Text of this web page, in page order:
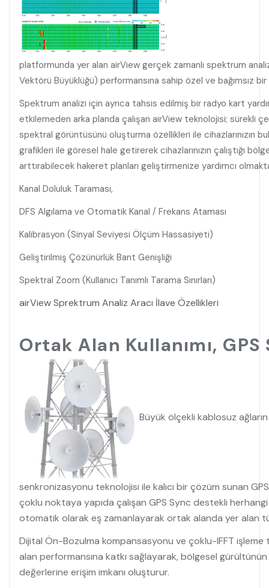
platformunda yer alan airView gerçek zamanlı spektrum
Vektörü Büyüklüğü) performansına sahip özel ve bağımsız bir
Spektrum analizi için ayrıca tahsis edilmiş bir radyo kart
etkilemeden arka planda çalışan airView teknolojisi; sürekli
spektral görüntüsünü oluşturma özellikleri ile cihazlarınızın
grafikleri ile göresel hale getirerek cihazlarınızın çalıştığı
arttırabilecek hakeret planları geliştirmenize yardımcı
airView Sprektrum Analiz Aracı İlave Özellikleri
Kanal Doluluk Taraması,
DFS Algılama ve Otomatik Kanal / Frekans Ataması
Kalibrasyon (Sinyal Seviyesi Ölçüm Hassasiyeti)
Geliştirilmiş Çözünürlük Bant Genişliği
Spektral Zoom (Kullanıcı Tanımlı Tarama Sınırları)
Ortak Alan Kullanımı,
Büyük ölçekli kablosuz
senkronizasyonu teknolojisi ile kalıcı bir çözüm sunan
çoklu noktaya yapıda çalışan GPS Sync destekli
otomatik olarak eş zamanlayarak ortak alanda yer alan
Dijital Ön-Bozulma kompansasyonu ve çoklu-IFFT işleme
alan performansına katkı sağlayarak, bölgesel
değerlerine erişim imkanı oluşturur.